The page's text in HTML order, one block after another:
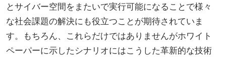
とサイバー空間をまたいで実行可能になることで様々
な社会課題の解決にも役立つことが期待されていま
す。もちろん、これらだけではありませんがホワイト
ペーパーに示したシナリオにはこうした革新的な技術